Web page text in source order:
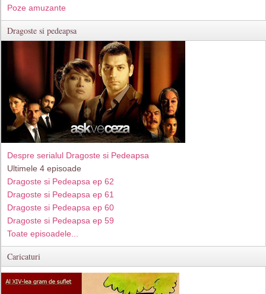
Poze amuzante
Dragoste si pedeapsa
Despre serialul Dragoste si Pedeapsa
Ultimele 4 episoade
Dragoste si Pedeapsa ep 62
Dragoste si Pedeapsa ep 61
Dragoste si Pedeapsa ep 60
Dragoste si Pedeapsa ep 59
Toate episoadele...
Caricaturi